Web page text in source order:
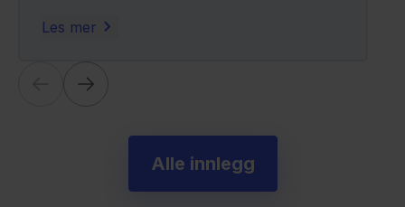
Les mer
Alle innlegg